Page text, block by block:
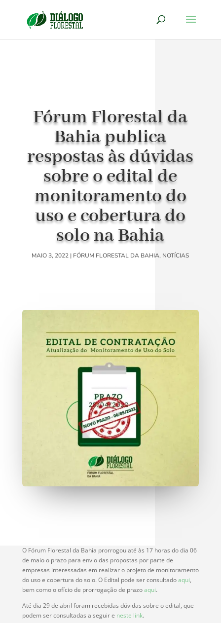
Fórum Florestal da
Bahia publica
respostas às dúvidas
sobre o edital de
monitoramento do
uso e cobertura do
solo na Bahia
MAIO 3, 2022 | FÓRUM FLORESTAL DA BAHIA, NOTÍCIAS
O Fórum Florestal da Bahia prorrogou até às 17 horas do dia 06
de maio o prazo para envio das propostas por parte de
empresas interessadas em realizar o projeto de monitoramento
do uso e cobertura do solo. O Edital pode ser consultadoaqui,
bem como o ofício de prorrogação de prazoaqui.
Até dia 29 de abril foram recebidas dúvidas sobre o edital, que
podem ser consultadas a seguir e neste link.